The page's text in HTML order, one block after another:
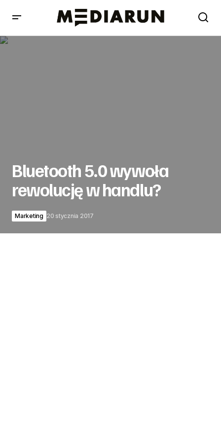
Bluetooth 5.0 wywoła
rewolucję w handlu?
Marketing 20 stycznia 2017